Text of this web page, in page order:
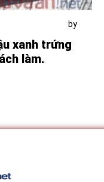
by
xanh trứng
làm.